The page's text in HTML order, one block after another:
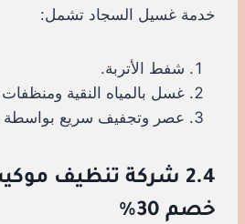
خدمة غسيل السجاد تشمل:
شفط الأتربة.
غسل بالمياه النقية ومنظفات
عصر وتجفيف سريع بواسطة
2.4 شركة تنظيف
خصم 30%